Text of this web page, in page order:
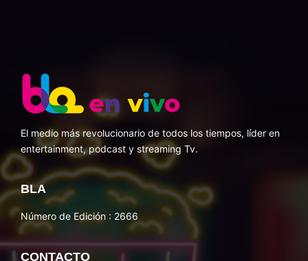
El medio más revolucionario de todos los tiempos, líder en
entertainment, podcast y streaming Tv.
BLA
Número de Edición : 2666
CONTACTO